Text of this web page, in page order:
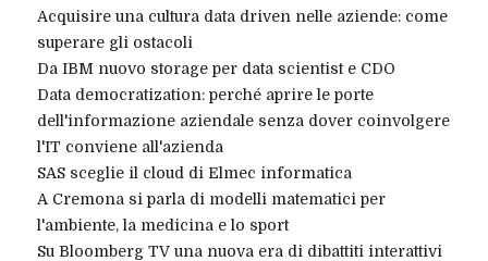
Acquisire una cultura data driven nelle aziende: come
superare gli ostacoli
Da IBM nuovo storage per data scientist e CDO
Data democratization: perché aprire le porte
dell'informazione aziendale senza dover coinvolgere
l'IT conviene all'azienda
SAS sceglie il cloud di Elmec informatica
A Cremona si parla di modelli matematici per
l'ambiente, la medicina e lo sport
Su Bloomberg TV una nuova era di dibattiti interattivi